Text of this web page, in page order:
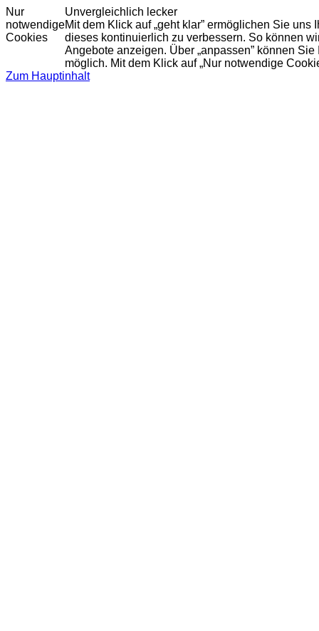
Nur
notwendige
Cookies
Unvergleichlich lecker
Mit dem Klick auf „geht klar” ermöglichen Sie
dieses kontinuierlich zu verbessern. So können
Angebote anzeigen. Über „anpassen” können
möglich. Mit dem Klick auf „Nur notwendige
Zum Hauptinhalt